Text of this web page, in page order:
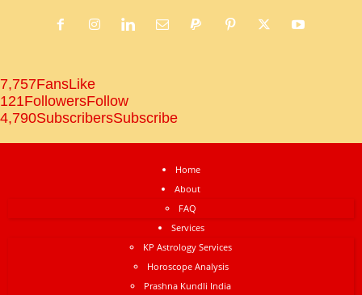
7,757FansLike
121FollowersFollow
4,790SubscribersSubscribe
Home
About
FAQ
Services
KP Astrology Services
Horoscope Analysis
Prashna Kundli India